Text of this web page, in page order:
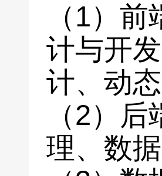
（1）
计与开
计、动
（2）
理、数